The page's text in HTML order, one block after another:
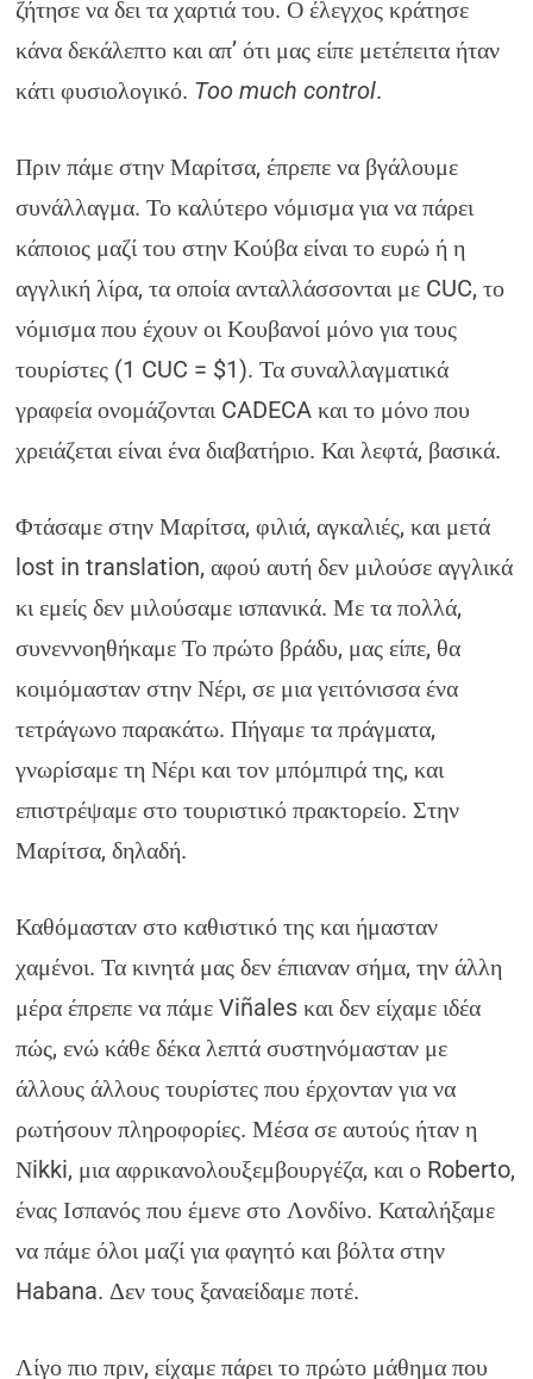
ζήτησε να δει τα χαρτιά του. Ο έλεγχος κράτησε
κάνα δεκάλεπτο και απ’ ότι μας είπε μετέπειτα ήταν
κάτι φυσιολογικό. Too much control.
Πριν πάμε στην Μαρίτσα, έπρεπε να βγάλουμε
συνάλλαγμα. Το καλύτερο νόμισμα για να πάρει
κάποιος μαζί του στην Κούβα είναι το ευρώ ή η
αγγλική λίρα, τα οποία ανταλλάσσονται με CUC, το
νόμισμα που έχουν οι Κουβανοί μόνο για τους
τουρίστες (1 CUC = $1). Τα συναλλαγματικά
γραφεία ονομάζονται CADECA και το μόνο που
χρειάζεται είναι ένα διαβατήριο. Και λεφτά, βασικά.
Φτάσαμε στην Μαρίτσα, φιλιά, αγκαλιές, και μετά
lost in translation, αφού αυτή δεν μιλούσε αγγλικά
κι εμείς δεν μιλούσαμε ισπανικά. Με τα πολλά,
συνεννοηθήκαμε Το πρώτο βράδυ, μας είπε, θα
κοιμόμασταν στην Νέρι, σε μια γειτόνισσα ένα
τετράγωνο παρακάτω. Πήγαμε τα πράγματα,
γνωρίσαμε τη Νέρι και τον μπόμπιρά της, και
επιστρέψαμε στο τουριστικό πρακτορείο. Στην
Μαρίτσα, δηλαδή.
Καθόμασταν στο καθιστικό της και ήμασταν
χαμένοι. Τα κινητά μας δεν έπιαναν σήμα, την άλλη
μέρα έπρεπε να πάμε Viñales και δεν είχαμε ιδέα
πώς, ενώ κάθε δέκα λεπτά συστηνόμασταν με
άλλους άλλους τουρίστες που έρχονταν για να
ρωτήσουν πληροφορίες. Μέσα σε αυτούς ήταν η
Νikki, μια αφρικανολουξεμβουργέζα, και ο Roberto,
ένας Ισπανός που έμενε στο Λονδίνο. Καταλήξαμε
να πάμε όλοι μαζί για φαγητό και βόλτα στην
Habana. Δεν τους ξαναείδαμε ποτέ.
Λίγο πιο πριν, είχαμε πάρει το πρώτο μάθημα που